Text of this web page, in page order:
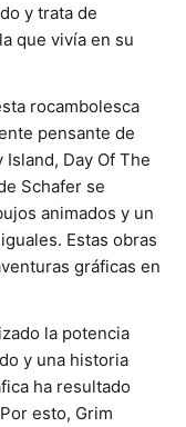
y trata de
que vivía en su
rocambolesca
pensante de
Day Of The
Schafer se
animados y un
Estas obras
gráficas en
la potencia
y una historia
ha resultado
esto, Grim